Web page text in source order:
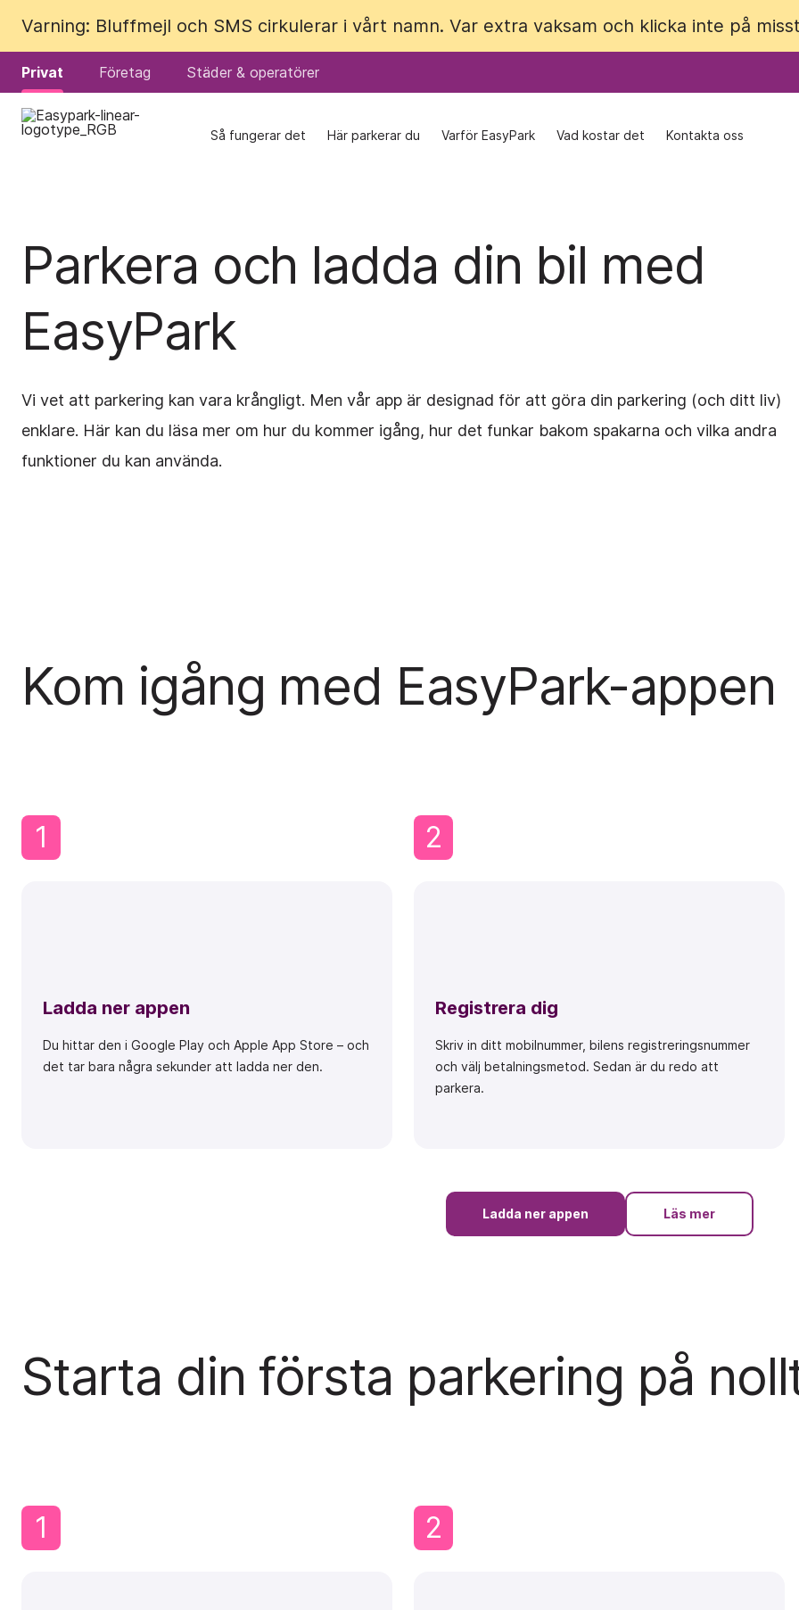
Varning: Bluffmejl och SMS cirkulerar i vårt namn. Var extra vaksam och klicka inte på
Privat Företag Städer & operatörer
Så fungerar det Här parkerar du Varför EasyPark Vad kostar det Kontakta oss
Varning: Bluffmejl och SMS cirkulerar i vårt namn. Var extra vaksam och klicka inte på
Privat Företag Städer & operatörer
Så fungerar det Här parkerar du Varför EasyPark Vad kostar det Kontakta oss
Parkera och ladda din bil med
EasyPark
Vi vet att parkering kan vara krångligt. Men vår app är designad för att göra din parkering (och ditt liv)
enklare. Här kan du läsa mer om hur du kommer igång, hur det funkar bakom spakarna och vilka andra
funktioner du kan använda.
Kom igång med EasyPark-appen
1
Ladda ner appen
Du hittar den i Google Play och Apple App Store – och
det tar bara några sekunder att ladda ner den.
2
Registrera dig
Skriv in ditt mobilnummer, bilens registreringsnummer
och välj betalningsmetod. Sedan är du redo att
parkera.
Ladda ner appen Läs mer
Starta din första parkering på
1 2